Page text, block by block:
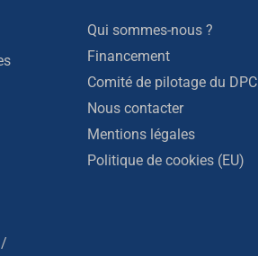
Qui sommes-nous ?
Financement
Comité de pilotage du DPC
Nous contacter
Mentions légales
Politique de cookies (EU)